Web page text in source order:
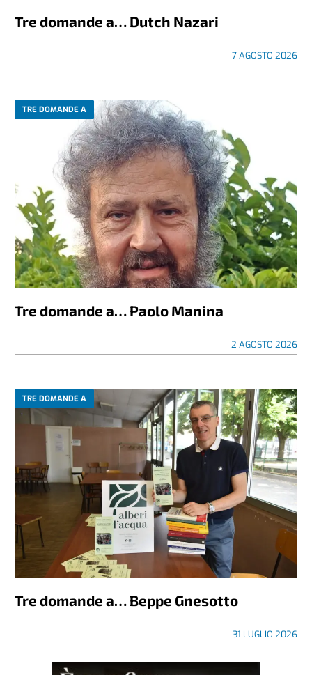
Tre domande a… Dutch Nazari
7 AGOSTO 2026
TRE DOMANDE A
Tre domande a… Paolo Manina
2 AGOSTO 2026
TRE DOMANDE A
Tre domande a… Beppe Gnesotto
31 LUGLIO 2026